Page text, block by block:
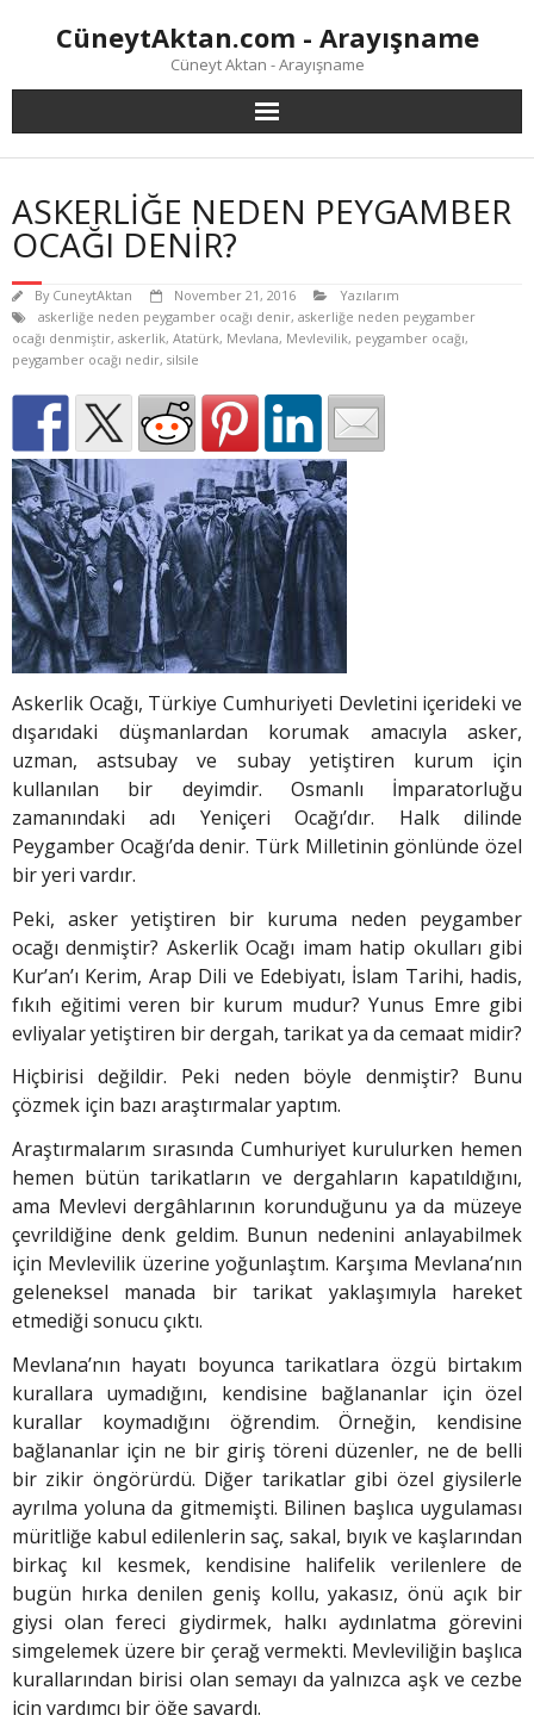
CüneytAktan.com - Arayışname
Cüneyt Aktan - Arayışname
ASKERLİĞE NEDEN PEYGAMBER
OCAĞI DENİR?
By CuneytAktan November 21, 2016
Yazılarım
askerliğe neden peygamber ocağı denir, askerliğe neden peygamber
ocağı denmiştir, askerlik, Atatürk, Mevlana, Mevlevilik, peygamber ocağı,
peygamber ocağı nedir, silsile
Askerlik Ocağı, Türkiye Cumhuriyeti Devletini içerideki ve
dışarıdaki düşmanlardan korumak amacıyla asker,
uzman, astsubay ve subay yetiştiren kurum için
kullanılan bir deyimdir. Osmanlı İmparatorluğu
zamanındaki adı Yeniçeri Ocağı’dır. Halk dilinde
Peygamber Ocağı’da denir. Türk Milletinin gönlünde özel
bir yeri vardır.
Peki, asker yetiştiren bir kuruma neden peygamber
ocağı denmiştir? Askerlik Ocağı imam hatip okulları gibi
Kur’an’ı Kerim, Arap Dili ve Edebiyatı, İslam Tarihi, hadis,
fıkıh eğitimi veren bir kurum mudur? Yunus Emre gibi
evliyalar yetiştiren bir dergah, tarikat ya da cemaat midir?
Hiçbirisi değildir. Peki neden böyle denmiştir? Bunu
çözmek için bazı araştırmalar yaptım.
Araştırmalarım sırasında Cumhuri­yet kurulurken hemen
hemen bütün tarikatların ve dergah­ların kapatıldığını,
ama Mevlevi dergâhlarının korunduğunu ya da müzeye
çevrildiğine denk geldim. Bunun nedenini anlayabilmek
için Mevlevilik üzerine yoğunlaştım. Karşıma Mevlana’nın
geleneksel manada bir tarikat yaklaşımıyla hareket
etmediği sonucu çıktı.
Mevlana’nın hayatı boyunca tarikatlara özgü birtakım
kurallara uymadığını, kendisine bağlananlar için özel
kurallar koymadığını öğrendim. Örneğin, kendisine
bağlananlar için ne bir giriş töreni düzenler, ne de belli
bir zikir öngörürdü. Diğer tarikatlar gibi özel giysilerle
ayrılma yoluna da gitmemişti. Bilinen başlıca uygulaması
müritliğe kabul edilenlerin saç, sakal, bıyık ve kaşlarından
birkaç kıl kesmek, kendisine halifelik verilenlere de
bugün hırka denilen geniş kollu, yakasız, önü açık bir
giysi olan fereci giydirmek, halkı aydınlatma görevini
simgelemek üzere bir çerağ vermekti. Mevleviliğin başlıca
kurallarından birisi olan semayı da yalnızca aşk ve cezbe
için yardımcı bir öğe sayardı.